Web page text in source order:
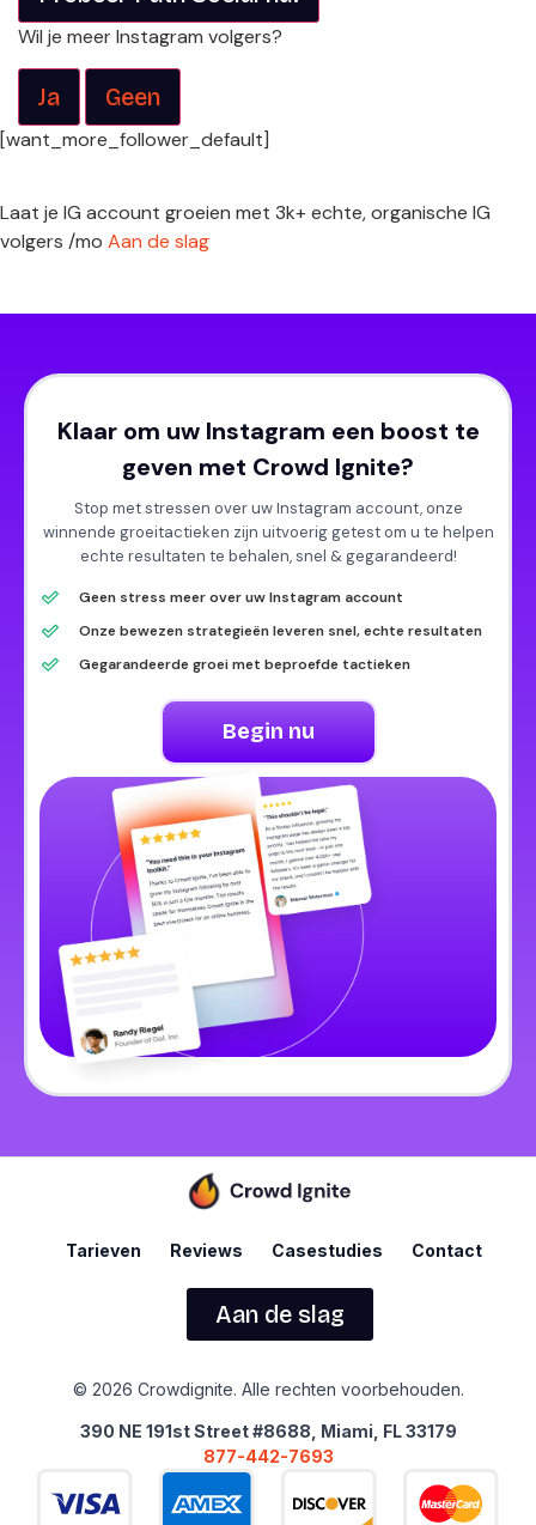
Wil je meer Instagram volgers?
Ja Geen
[want_more_follower_default]
Laat je IG account groeien met 3k+ echte, organische IG
volgers /mo Aan de slag
Klaar om uw Instagram een boost te
geven met Crowd Ignite?
Stop met stressen over uw Instagram account, onze
winnende groeitactieken zijn uitvoerig getest om u te helpen
echte resultaten te behalen, snel & gegarandeerd!
Geen stress meer over uw Instagram account
Onze bewezen strategieën leveren snel, echte resultaten
Gegarandeerde groei met beproefde tactieken
Begin nu
Tarieven Reviews Casestudies Contact
Aan de slag
© 2026 Crowdignite. Alle rechten voorbehouden.
390 NE 191st Street #8688, Miami, FL 33179
877-442-7693